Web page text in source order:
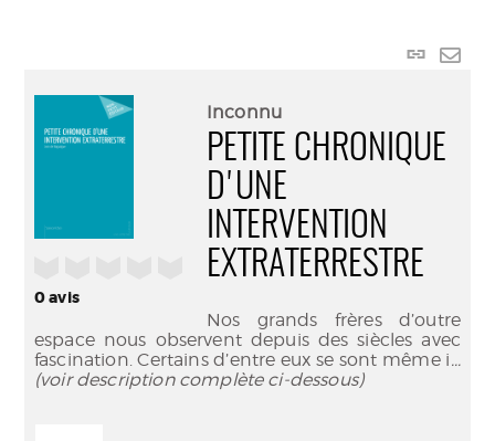
Lien
0avis
Inconnu
PETITE CHRONIQUE
D'UNE
INTERVENTION
EXTRATERRESTRE
Nos grands frères d’outre
espace nous observent depuis des siècles avec
fascination. Certains d’entre eux se sont même i...
(voir description complète ci-dessous)